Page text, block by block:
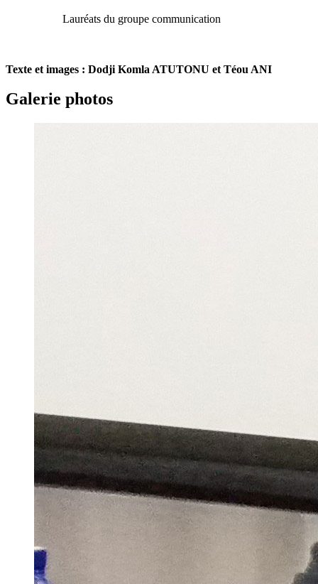
Lauréats du groupe communication
Texte et images : Dodji Komla ATUTONU et Téou ANI
Galerie photos